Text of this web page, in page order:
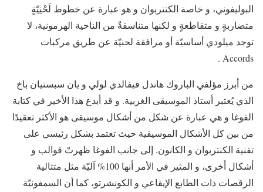
البوليفوني، و خاصة الكنتربوان و هو عبارة عن خطوط لَحْنِيّةٍ
متضاربةٍ و متقاطعةٍ و لكنها متناسقةٌ من الناحية الهرمونية، لا
توجد ميلودي أساسيّة أو مرافقة لحنيّة عن طريق مركبات
Accords .
من أبرز مؤلفي الباروك هاندل فيفالدي لولي و يان سبستيان باخ
الذي يُعتبر أستاذ الموسيقى الغربية. و قد أبدع هذا الأخير في كتابة
الفوغا و هي عبارة عن شكل من أشكال موسيقى هو الأكثر تعقيدًا
من بين كل الأشكال الموسيقية حيث تعتمد بشكل رئيسي على
تقنية الكنتربوان و الكانون. إلى جانب الفوغا ظهرتْ قوالب و
أشكال أخرى، و المثير في الأمر أنها 100% آليّة مثل متتالية
الرقصات ذات الطابع الإيقاعي و الكونشرتو، كما أن السمفونيّة